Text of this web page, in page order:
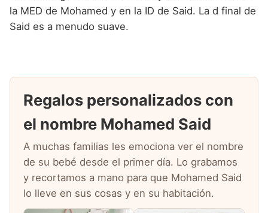
la MED de Mohamed y en la ID de Said. La d final de
Said es a menudo suave.
Regalos personalizados con
el nombre Mohamed Said
A muchas familias les emociona ver el nombre
de su bebé desde el primer día. Lo grabamos
y recortamos a mano para que Mohamed Said
lo lleve en sus cosas y en su habitación.